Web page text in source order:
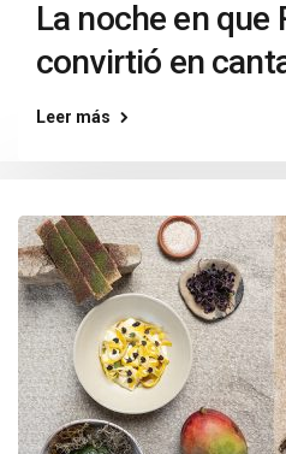
La noche en que
convirtió en
Leer más